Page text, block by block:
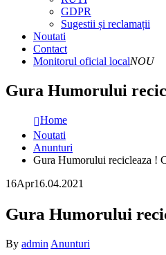
GDPR
Sugestii și reclamații
Noutati
Contact
Monitorul oficial localNOU
Gura Humorului
Home
Noutati
Anunturi
Gura Humorului recicleaza !
16Apr16.04.2021
Gura Humorului
By admin Anunturi